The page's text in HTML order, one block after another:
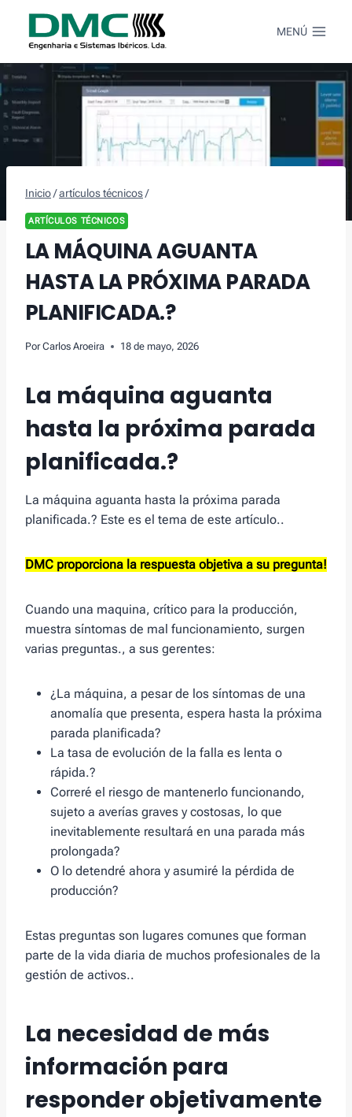
Contenido
MENÚ
Inicio/artículos técnicos/
ARTÍCULOS TÉCNICOS
LA MÁQUINA AGUANTA
HASTA LA PRÓXIMA PARADA
PLANIFICADA.?
Por Carlos Aroeira 18 de mayo, 2026
La máquina aguanta
hasta la próxima parada
planificada.?
La máquina aguanta hasta la próxima parada
planificada.? Este es el tema de este artículo..
DMC proporciona la respuesta objetiva a su pregunta!
Cuando una maquina, crítico para la producción,
muestra síntomas de mal funcionamiento, surgen
varias preguntas., a sus gerentes:
¿La máquina, a pesar de los síntomas de una
anomalía que presenta, espera hasta la próxima
parada planificada?
La tasa de evolución de la falla es lenta o
rápida.?
Correré el riesgo de mantenerlo funcionando,
sujeto a averías graves y costosas, lo que
inevitablemente resultará en una parada más
prolongada?
O lo detendré ahora y asumiré la pérdida de
producción?
Estas preguntas son lugares comunes que forman
parte de la vida diaria de muchos profesionales de la
gestión de activos..
La necesidad de más
información para
responder objetivamente